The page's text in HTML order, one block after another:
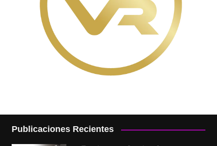
Publicaciones Recientes